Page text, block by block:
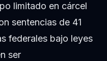
limitado en cárcel
sentencias de 41
federales bajo leyes
ser